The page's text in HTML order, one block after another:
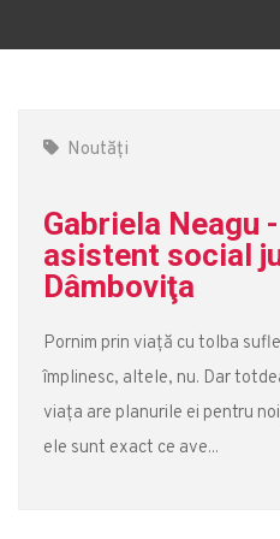
Noutăți
Gabriela Neagu
asistent social
Dâmboviţa
Pornim prin viață cu tolba
împlinesc, altele, nu. Dar
viața are planurile ei pentru
ele sunt exact ce ave...